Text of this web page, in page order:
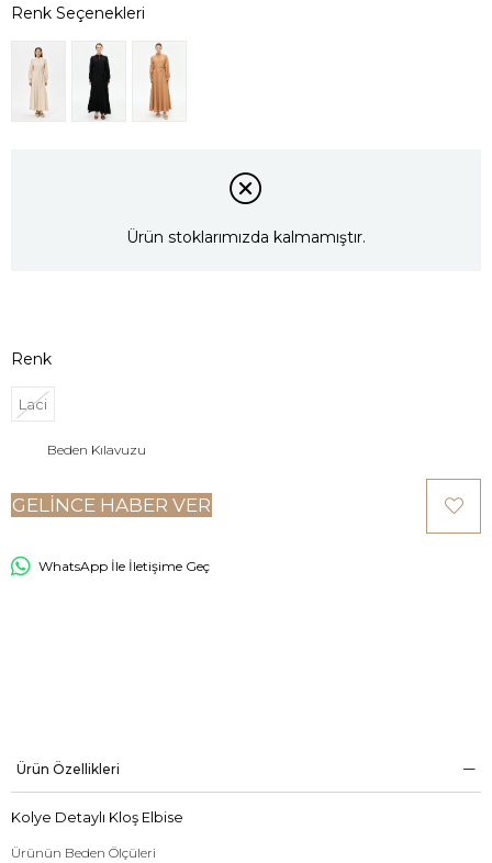
Ürün stoklarımızda kalmamıştır.
Renk
Laci
Beden Kılavuzu
GELINCE HABER VER
WhatsApp İle İletişime Geç
Ürün Özellikleri
Kolye Detaylı Kloş Elbise
Ürünün Beden Ölçüleri